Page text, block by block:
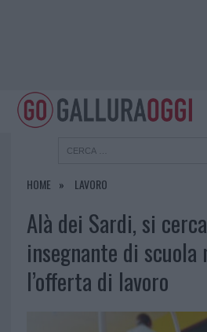
HOME LAVORO
Alà dei Sardi, si
insegnante di scuola
l’offerta di lavoro